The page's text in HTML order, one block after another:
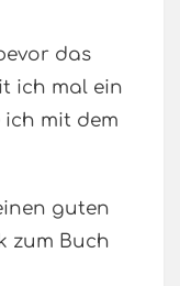
das
ich mal ein
ich mit dem
guten
zum Buch